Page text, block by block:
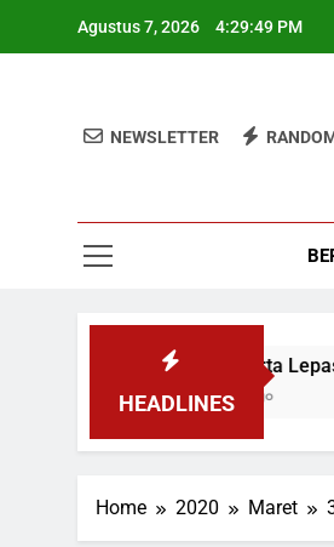
Agustus 7, 2026 4:29:50 PM
NEWSLETTER
HEADLINES
UIN Jakarta Lepas
1 Minggu Ago
Home 2020 Maret